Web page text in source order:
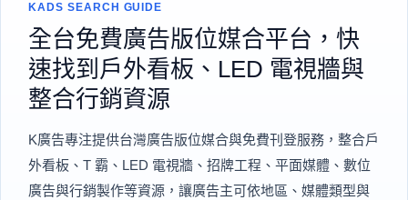
KADS SEARCH GUIDE
全台免費廣告版位媒合平台，快
速找到戶外看板、LED 電視牆與
整合行銷資源
K廣告專注提供台灣廣告版位媒合與免費刊登服務，整合戶
外看板、T 霸、LED 電視牆、招牌工程、平面媒體、數位
廣告與行銷製作等資源，讓廣告主可依地區、媒體類型與